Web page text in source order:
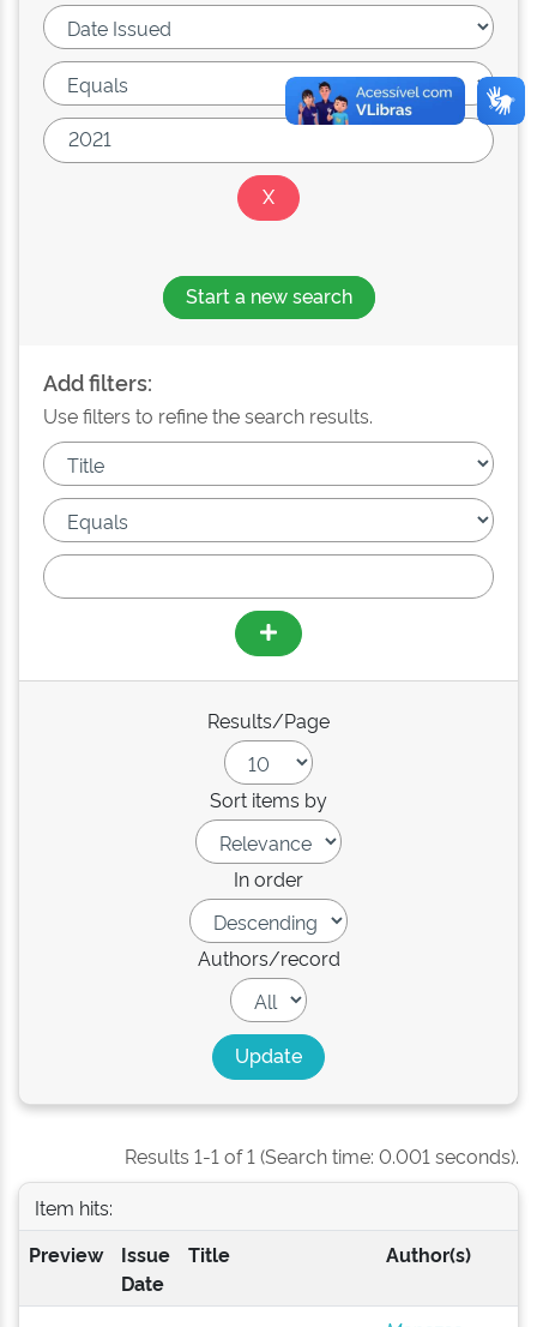
Start a new search
Add filters:
Use filters to refine the search results.
Results/Page
Sort items by
In order
Authors/record
Results 1-1 of 1 (Search time: 0.001 seconds).
Item hits:
Preview
Issue
Date
Title Author(s)